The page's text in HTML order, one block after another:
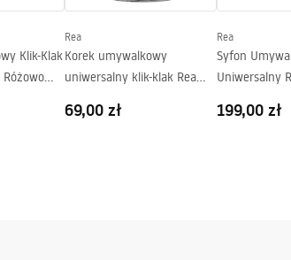
Klik-Klak
Rea
Korek umywalkowy
uniwersalny klik-klak Rea
69,00 zł
Rea
Syfon
Uniwersalny Rea
199,00 zł